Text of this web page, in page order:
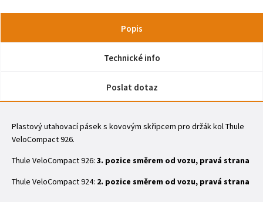
Popis
Technické info
Poslat dotaz
Plastový utahovací pásek s kovovým skřipcem pro držák kol Thule
VeloCompact 926.
Thule VeloCompact 926: 3. pozice směrem od vozu, pravá strana
Thule VeloCompact 924: 2. pozice směrem od vozu, pravá strana